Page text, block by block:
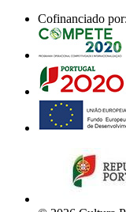
Cofinanciado por: